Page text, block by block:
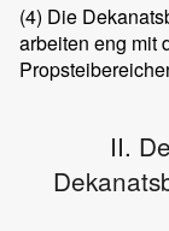
(4) Die
arbeiten eng mit
II.